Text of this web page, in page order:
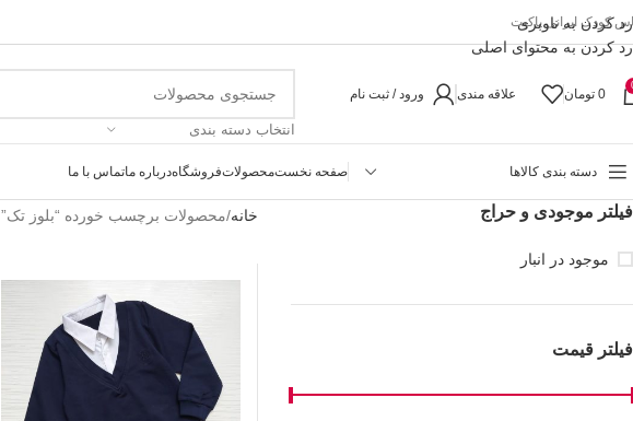
رد کردن به ناوبری
رد کردن به محتوای اصلی
کودک ایرانی پاکیت
0 تومان علاقه مندی ورود / ثبت نام
انتخاب دسته بندی
دسته بندی کالاها صفحه نخستمحصولاتفروشگاهدرباره ماتماس با ما
فیلتر موجودی و حراج
موجود در انبار
فیلتر قیمت
خانه محصولات برچسب خورده “بلوز تک”